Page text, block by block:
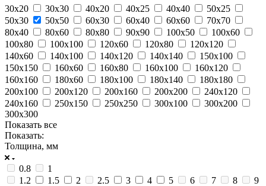
30х20
30х30 40х20 40х25 40х40
50х25
50х30
50х50 60х30 60х40 60х60
70х70
80х40
80х60 80х80 90х90 100х50
100х60
100х80
100х100 120х60 120х80
120х120
140х60
140х100 140х120 140х140
150х100
150х150
160х60 160х80 160х100
160х120
160х160
180х60 180х100 180х140
180х180
200х100
200х120 200х160 200х200
240х120
240х160
250х150 250х250 300х100
300х200
300х300
Показать все
Показать:
Толщина, мм
0.8
1
1.2
1.5 2 2.5 3 4 5 6 7 8
9